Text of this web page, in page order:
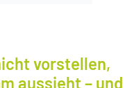
vorstellen,
aussieht – und